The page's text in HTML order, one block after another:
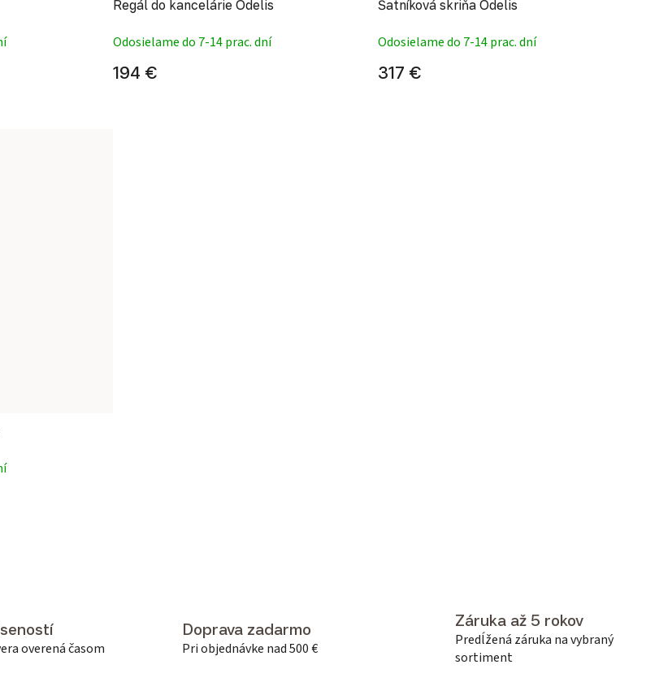
Regál do kancelárie Odelis
Odosielame do 7-14 prac. dní
194 €
Šatníková skriňa Odelis
Odosielame do 7-14 prac. dní
317 €
overená časom
Doprava zadarmo
Pri objednávke nad 500 €
Záruka až 5 rokov
Predĺžená záruka na vybraný
sortiment